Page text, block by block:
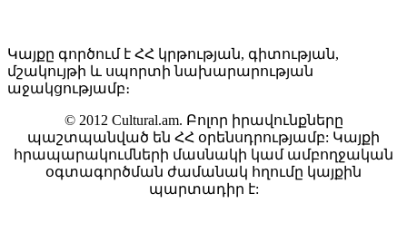
Կայքը գործում է ՀՀ կրթության, գիտության,
մշակույթի և սպորտի նախարարության
աջակցությամբ։
© 2012 Cultural.am. Բոլոր իրավունքները
պաշտպանված են ՀՀ օրենսդրությամբ: Կայքի
հրապարակումների մասնակի կամ ամբողջական
օգտագործման ժամանակ հղումը կայքին
պարտադիր է: